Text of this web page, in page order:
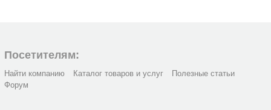
Посетителям:
Найти компанию Каталог товаров и услуг
Полезные статьи
Форум